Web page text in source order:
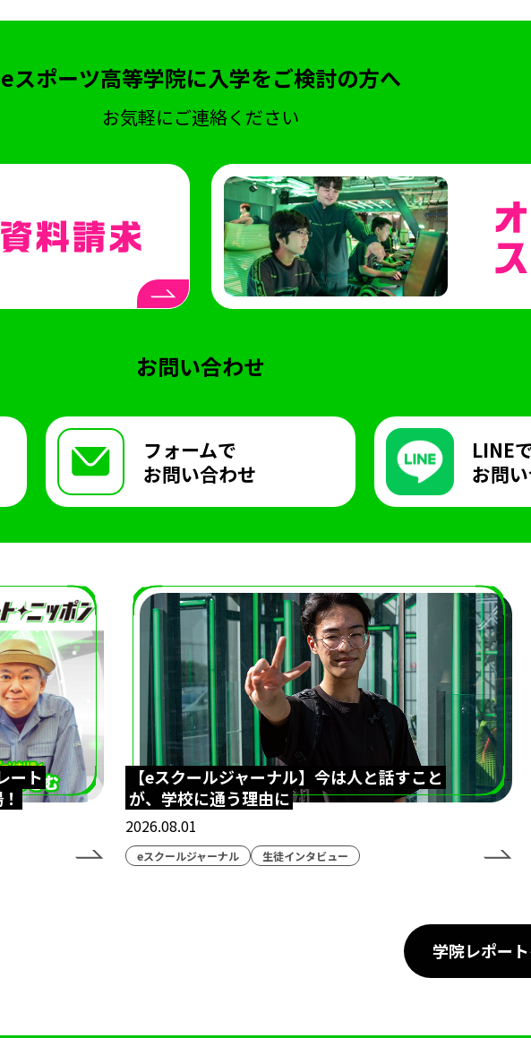
eスポーツ高等学院に入学をご検討の方へ
お気軽にご連絡ください
お問い合わせ
フォームで
お問い合わせ
LINE
お問
ート
【eスクールジャーナル】今は人と話すこと
が、学校に通う理由に
2026.08.01
eスクールジャーナル 生徒インタビュー
学院レポー